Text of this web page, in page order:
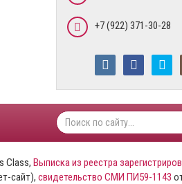
+7 (922) 371-30-28
Class, Выписка из реестра
сайт), свидетельство СМИ ПИ59-1143